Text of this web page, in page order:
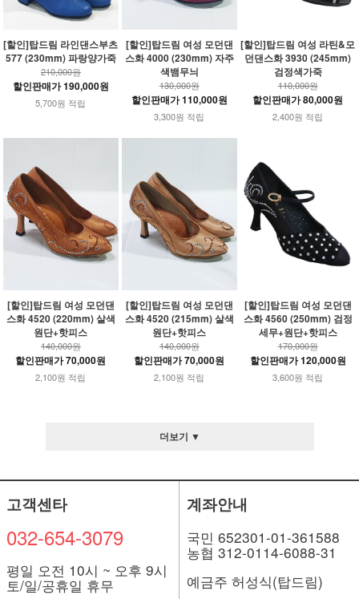
[할인]탑드림 라인댄스부츠
577 (230mm) 파랑양가죽
210,000원
할인판매가 190,000원
5,700원 적립
[할인]탑드림 여성 모던댄
스화 4000 (230mm) 자주
색뱀무늬
130,000원
할인판매가 110,000원
3,300원 적립
[할인]탑드림 여성 라틴&모
던댄스화 3930 (245mm)
검정색가죽
110,000원
할인판매가 80,000원
2,400원 적립
[할인]탑드림 여성 모던댄
스화 4520 (220mm) 살색
원단+핫피스
140,000원
할인판매가 70,000원
2,100원 적립
[할인]탑드림 여성 모던댄
스화 4520 (215mm) 살색
원단+핫피스
140,000원
할인판매가 70,000원
2,100원 적립
[할인]탑드림 여성 모던댄
스화 4560 (250mm) 검정
세무+원단+핫피스
170,000원
할인판매가 120,000원
3,600원 적립
더보기 ▼
고객센타
032-654-3079
평일 오전 10시 ~ 오후 9시
토/일/공휴일 휴무
계좌안내
국민 652301-01-361588
농협 312-0114-6088-31
예금주 허성식(탑드림)